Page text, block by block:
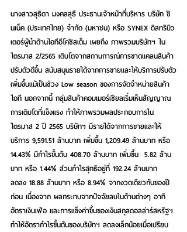
นางสาวสุธิดา มงคลสุธี ประธานเจ้าหน้าที่บริหาร บริษัท ซิ
นเน็ค (ประเทศไทย) จำกัด (มหาชน) หรือ SYNEX ดิสทริบิว
เตอร์ผู้นำด้านไอทีอีโคซิสเต็ม เผยถึง ภาพรวมบริษัทฯ ใน
ไตรมาส 2/2565 เติบโตจากสถานการณ์การขาดแคลนสินค้า
ปรับตัวดีขึ้น สนับสนุนรายได้จากการขายและให้บริการปรับตัว
เพิ่มขึ้นแม้เป็นช่วง Low season ของการจัดจำหน่ายสินค้า
ไอที นอกจากนี้ กลุ่มสินค้าคอมเมอร์เชียลเริ่มเห็นสัญญาณ
การเติบโตที่แข็งแรง ทำให้ภาพรวมผลประกอบการใน
ไตรมาส 2 ปี 2565 บริษัทฯ มีรายได้จากการขายและให้
บริการ 9,591.51 ล้านบาท เพิ่มขึ้น 1,209.49 ล้านบาท หรือ
14.43% มีกำไรขั้นต้น 408.70 ล้านบาท เพิ่มขึ้น  5.82 ล้าน
บาท หรือ 1.44% ส่วนกำไรสุทธิอยู่ที่ 192.24 ล้านบาท
ลดลง 18.88 ล้านบาท หรือ 8.94% จากงวดเดียวกันของปี
ก่อน เนื่องจาก ผลกระทบจากปัจจัยลบในด้านต่างๆ อาทิ
อัตราเงินเฟ้อ และการแข็งค่าขึ้นของเงินสกุลดอลล่าร์สหรัฐฯ
ทำให้อัตรากำไรขั้นต้นของบริษัทฯ ลดลงเล็กน้อยเมื่อเปรียบ